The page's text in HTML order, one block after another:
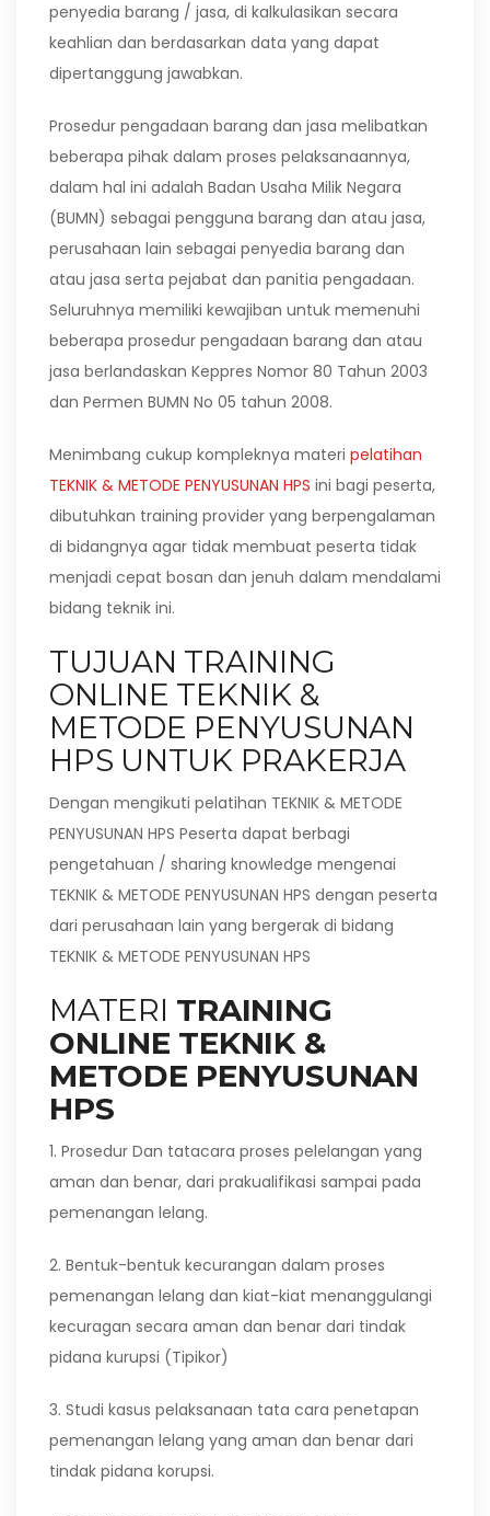
penyedia barang / jasa, di kalkulasikan secara
keahlian dan berdasarkan data yang dapat
dipertanggung jawabkan.
Prosedur pengadaan barang dan jasa melibatkan
beberapa pihak dalam proses pelaksanaannya,
dalam hal ini adalah Badan Usaha Milik Negara
(BUMN) sebagai pengguna barang dan atau jasa,
perusahaan lain sebagai penyedia barang dan
atau jasa serta pejabat dan panitia pengadaan.
Seluruhnya memiliki kewajiban untuk memenuhi
beberapa prosedur pengadaan barang dan atau
jasa berlandaskan Keppres Nomor 80 Tahun 2003
dan Permen BUMN No 05 tahun 2008.
Menimbang cukup kompleknya materi pelatihan
TEKNIK & METODE PENYUSUNAN HPS ini bagi peserta,
dibutuhkan training provider yang berpengalaman
di bidangnya agar tidak membuat peserta tidak
menjadi cepat bosan dan jenuh dalam mendalami
bidang teknik ini.
TUJUAN TRAINING
ONLINE TEKNIK &
METODE PENYUSUNAN
HPS UNTUK PRAKERJA
Dengan mengikuti pelatihan TEKNIK & METODE
PENYUSUNAN HPS Peserta dapat berbagi
pengetahuan / sharing knowledge mengenai
TEKNIK & METODE PENYUSUNAN HPS dengan peserta
dari perusahaan lain yang bergerak di bidang
TEKNIK & METODE PENYUSUNAN HPS
MATERI TRAINING
ONLINE TEKNIK &
METODE PENYUSUNAN
HPS
1. Prosedur Dan tatacara proses pelelangan yang
aman dan benar, dari prakualifikasi sampai pada
pemenangan lelang.
2. Bentuk-bentuk kecurangan dalam proses
pemenangan lelang dan kiat-kiat menanggulangi
kecuragan secara aman dan benar dari tindak
pidana kurupsi (Tipikor)
3. Studi kasus pelaksanaan tata cara penetapan
pemenangan lelang yang aman dan benar dari
tindak pidana korupsi.